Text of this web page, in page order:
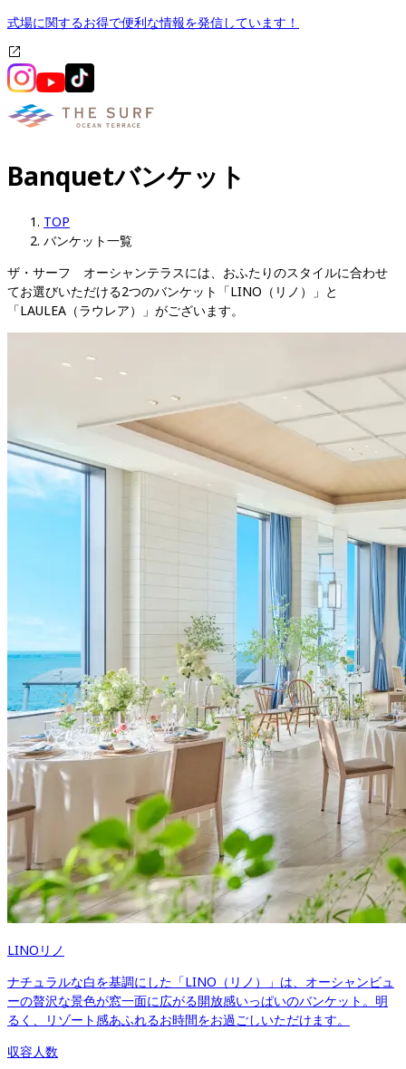
式場に関するお得で便利な情報を発信しています！
Banquetバンケット
TOP
バンケット一覧
ザ・サーフ　オーシャンテラスには、おふたりのスタイルに合わせ
てお選びいただける2つのバンケット「LINO（リノ）」と
「LAULEA（ラウレア）」がございます。
LINO リノ
ナチュラルな白を基調にした「LINO（リノ）」は、オーシャンビュ
ーの贅沢な景色が窓一面に広がる開放感いっぱいのバンケット。明
るく、リゾート感あふれるお時間をお過ごしいただけます。
収容人数